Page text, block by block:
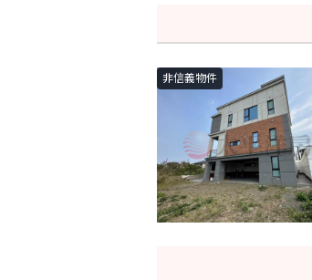
非信義物件